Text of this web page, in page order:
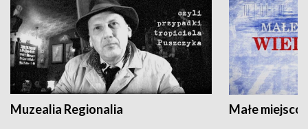
Muzealia Regionalia Małe